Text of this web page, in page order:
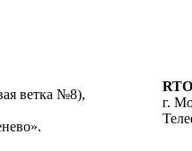
ветка №8),
г.